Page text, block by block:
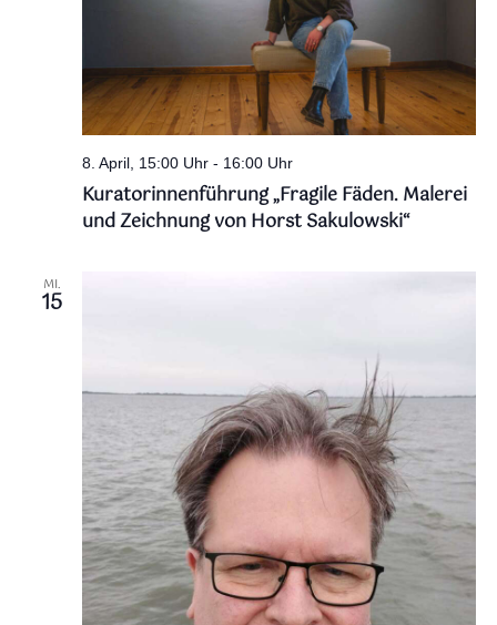
8. April, 15:00 Uhr- 16:00 Uhr
Kuratorinnenführung „Fragile Fäden. Malerei
und Zeichnung von Horst Sakulowski“
MI.
15